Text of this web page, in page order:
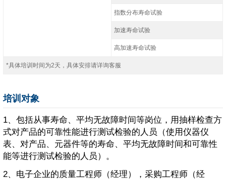
指数分布寿命试验
加速寿命试验
高加速寿命试验
*具体培训时间为2天，具体安排请详询客服
培训对象
1、包括从事寿命、平均无故障时间等岗位，用抽样检查方
式对产品的可靠性能进行测试检验的人员（使用仪器仪
表、对产品、元器件等的寿命、平均无故障时间和可靠性
能等进行测试检验的人员）。
2、电子企业的质量工程师（经理），采购工程师（经